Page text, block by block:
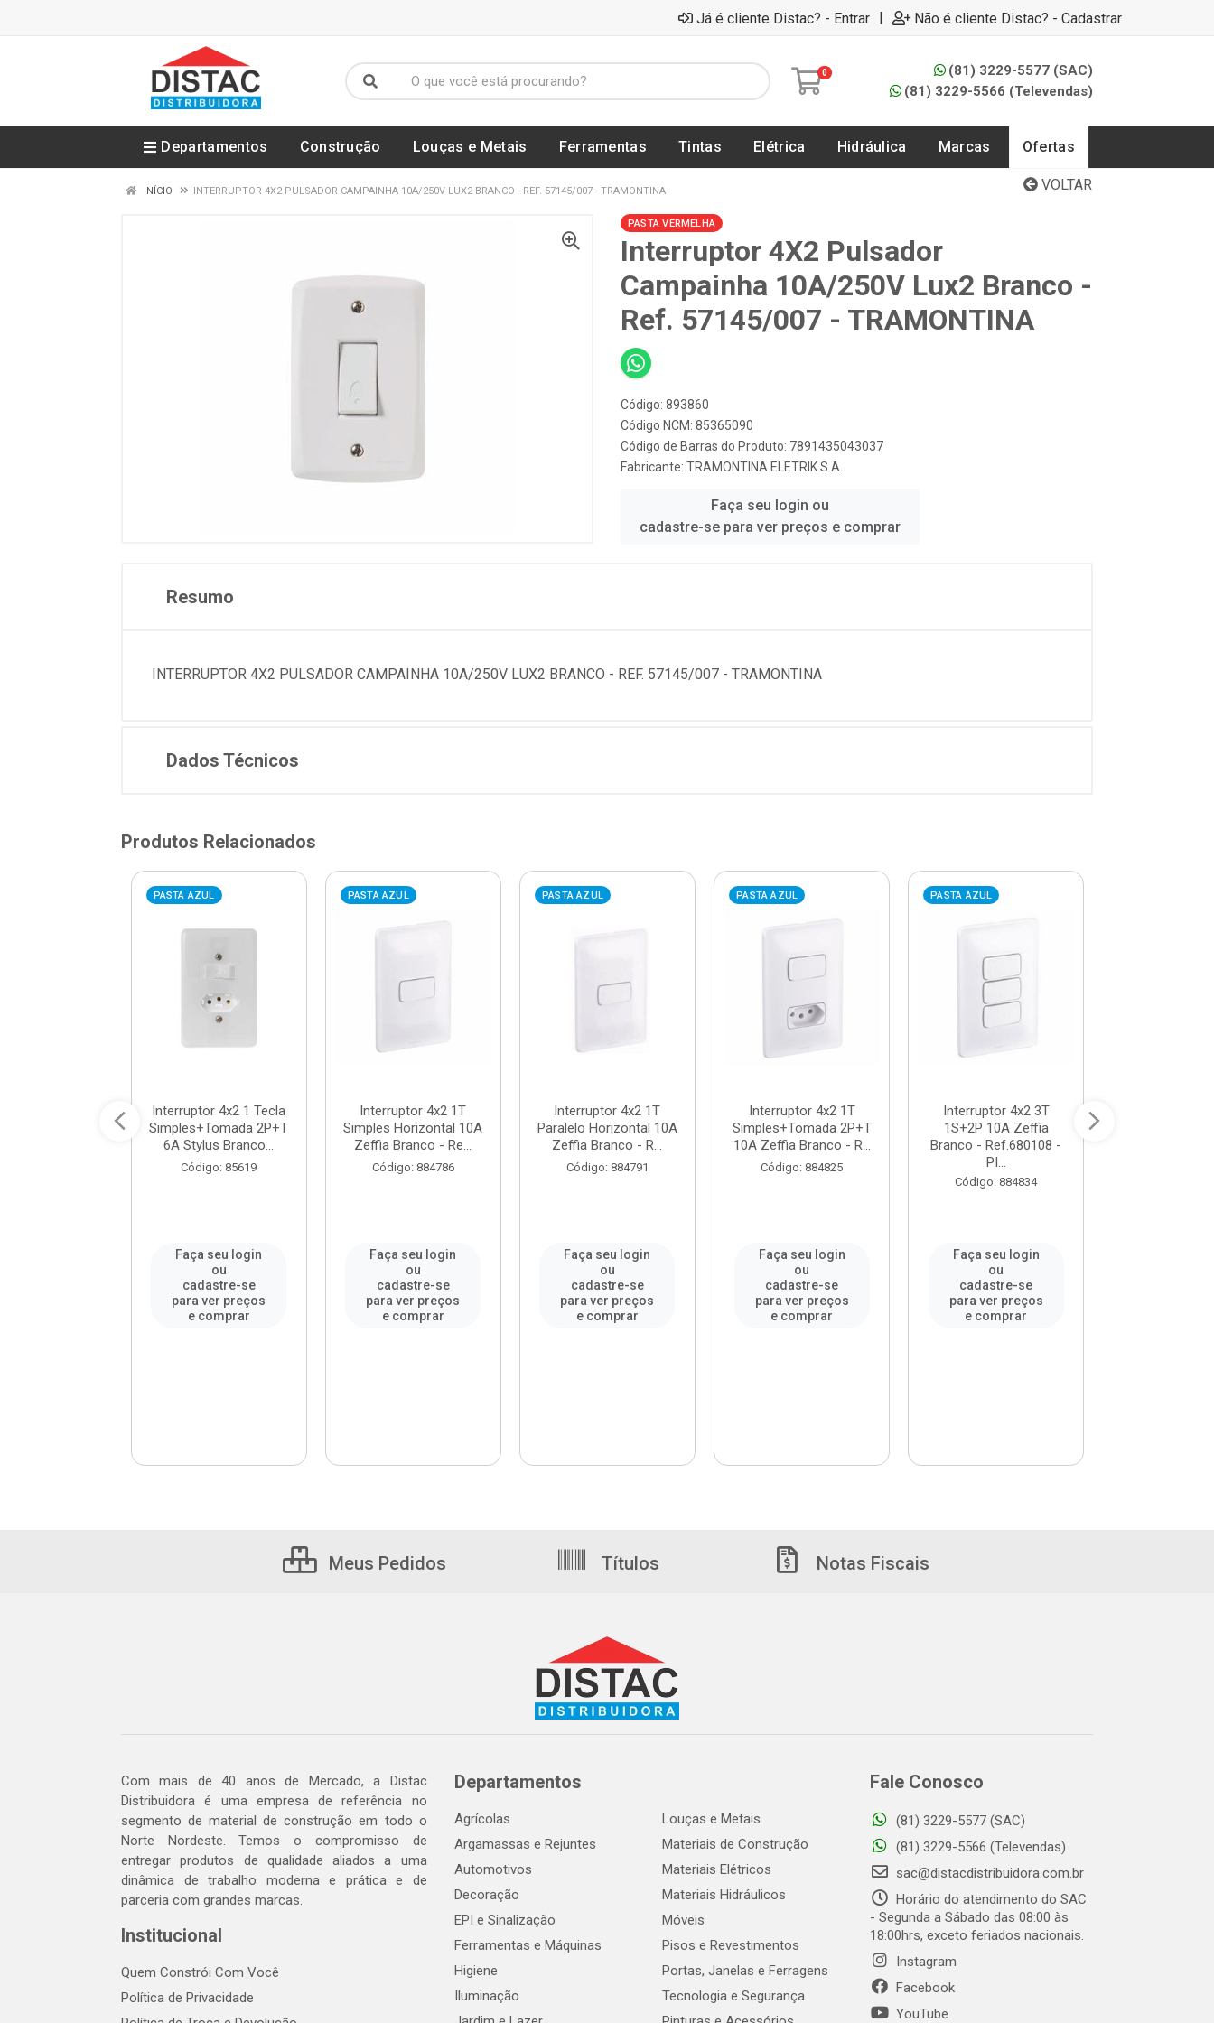
Já é cliente Distac? - Entrar | Não é cliente Distac? - Cadastrar
0
(81) 3229-5577 (SAC)
(81) 3229-5566 (Televendas)
Departamentos Construção Louças e Metais Ferramentas Tintas Elétrica Hidráulica Marcas Ofertas
VOLTAR
INÍCIO INTERRUPTOR 4X2 PULSADOR CAMPAINHA 10A/250V LUX2 BRANCO - REF. 57145/007 - TRAMONTINA
PASTA VERMELHA
Interruptor 4X2 Pulsador
Campainha 10A/250V Lux2 Branco -
Ref. 57145/007 - TRAMONTINA
Código: 893860
Código NCM: 85365090
Código de Barras do Produto: 7891435043037
Fabricante: TRAMONTINA ELETRIK S.A.
Faça seu login ou
cadastre-se para ver preços e comprar
Resumo
INTERRUPTOR 4X2 PULSADOR CAMPAINHA 10A/250V LUX2 BRANCO - REF. 57145/007 - TRAMONTINA
Dados Técnicos
Produtos Relacionados
PASTA AZUL
Interruptor 4x2 1 Tecla
Simples+Tomada 2P+T
6A Stylus Branco...
Código: 85619
Faça seu login
ou
cadastre-se
para ver preços
e comprar
PASTA AZUL
Interruptor 4x2 1T
Simples Horizontal 10A
Zeffia Branco - Re...
Código: 884786
Faça seu login
ou
cadastre-se
para ver preços
e comprar
PASTA AZUL
Interruptor 4x2 1T
Paralelo Horizontal 10A
Zeffia Branco - R...
Código: 884791
Faça seu login
ou
cadastre-se
para ver preços
e comprar
PASTA AZUL
Interruptor 4x2 1T
Simples+Tomada 2P+T
10A Zeffia Branco - R...
Código: 884825
Faça seu login
ou
cadastre-se
para ver preços
e comprar
PASTA AZUL
Interruptor 4x2 3T
1S+2P 10A Zeffia
Branco - Ref.680108 -
PI...
Código: 884834
Faça seu login
ou
cadastre-se
para ver preços
e comprar
Meus Pedidos Títulos Notas Fiscais
Com mais de 40 anos de Mercado, a Distac
Distribuidora é uma empresa de referência no
segmento de material de construção em todo o
Norte Nordeste. Temos o compromisso de
entregar produtos de qualidade aliados a uma
dinâmica de trabalho moderna e prática e de
parceria com grandes marcas.
Institucional
Quem Constrói Com Você
Política de Privacidade
Departamentos
Agrícolas
Argamassas e Rejuntes
Automotivos
Decoração
EPI e Sinalização
Ferramentas e Máquinas
Higiene
Iluminação
Louças e Metais
Materiais de Construção
Materiais Elétricos
Materiais Hidráulicos
Móveis
Pisos e Revestimentos
Portas, Janelas e Ferragens
Tecnologia e Segurança
Fale Conosco
(81) 3229-5577 (SAC)
(81) 3229-5566 (Televendas)
sac@distacdistribuidora.com.br
Horário do atendimento do SAC
- Segunda a Sábado das 08:00 às
18:00hrs, exceto feriados nacionais.
Instagram
Facebook
YouTube